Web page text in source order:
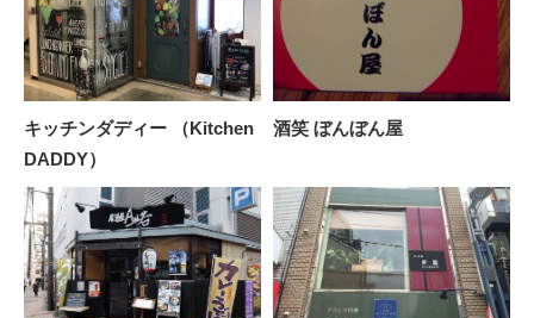
キッチンダディー （Kitchen
DADDY）
酒笑 ぼんぼん屋